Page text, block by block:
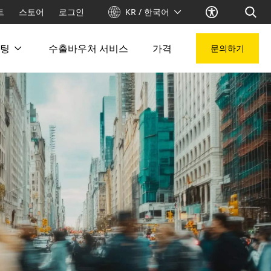
스토어 로그인 KR / 한국어
수출바우처 서비스 가격 문의하기